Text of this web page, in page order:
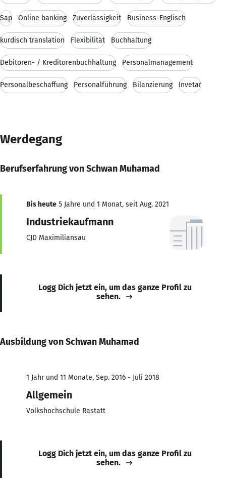
Sap Online banking Zuverlässigkeit Business-Englisch
kurdisch translation Flexibilität Buchhaltung
Debitoren- / Kreditorenbuchhaltung Personalmanagement
Personalbeschaffung Personalführung Bilanzierung Invetar
Werdegang
Berufserfahrung von Schwan Muhamad
Bis heute 5 Jahre und 1 Monat, seit Aug. 2021
Industriekaufmann
CJD Maximiliansau
Logg Dich jetzt ein, um das ganze Profil zu
sehen.
Ausbildung von Schwan Muhamad
1 Jahr und 11 Monate, Sep. 2016 - Juli 2018
Allgemein
Volkshochschule Rastatt
Logg Dich jetzt ein, um das ganze Profil zu
sehen.